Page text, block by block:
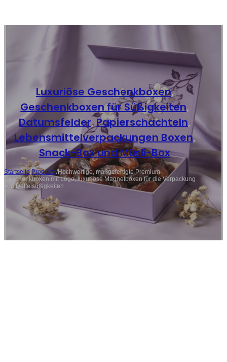
Luxuriöse Geschenkboxen,
Geschenkboxen für Süßigkeiten,
Datumsfelder,Papierschachteln,
Lebensmittelverpackungen Boxen,
Snack-Box und Müsli-Box
Startseite/Produkte/Hochwertige, maßgefertigte Premium-
Geschenkboxen mit Logo, luxuriöse Magnetboxen für die Verpackung
von Dattelsüßigkeiten